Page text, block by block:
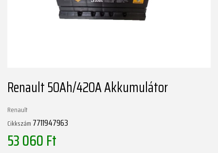
Renault 50Ah/420A Akkumulátor
Renault
Cikkszám 7711947963
53 060 Ft